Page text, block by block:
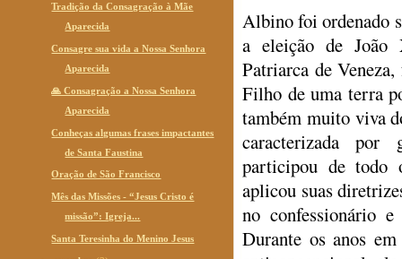
Tradição da Consagração à Mãe
Aparecida
Consagre sua vida a Nossa Senhora
Aparecida
🙏 Consagração a Nossa Senhora
Aparecida
Conheças algumas frases impactantes
de Santa Faustina
Oração de São Francisco
Mês das Missões - “Jesus Cristo é
missão”: Igreja...
Santa Teresinha do Menino Jesus
Albino foi ordenado
a eleição de João
Patriarca de
Filho de uma terra
também muito viva
caracterizada por
participou de todo
aplicou suas
no confessionário
Durante os anos